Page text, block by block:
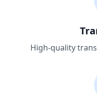
High-quality